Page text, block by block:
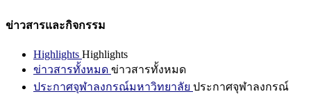
ข่าวสารและกิจกรรม
Highlights Highlights
ข่าวสารทั้งหมด ข่าวสารทั้งหมด
ประกาศจุฬาลงกรณ์มหาวิทยาลัย ประกาศจุฬาลงกรณ์